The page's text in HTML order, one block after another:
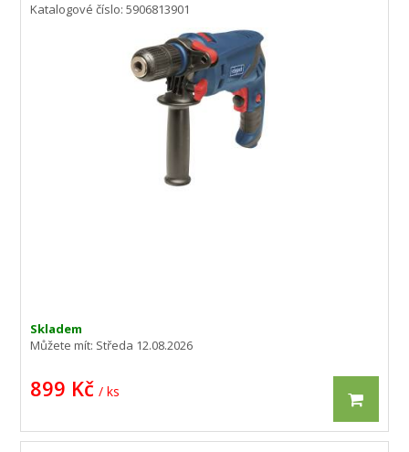
Katalogové číslo: 5906813901
Skladem
Můžete mít: Středa 12.08.2026
899 Kč / ks